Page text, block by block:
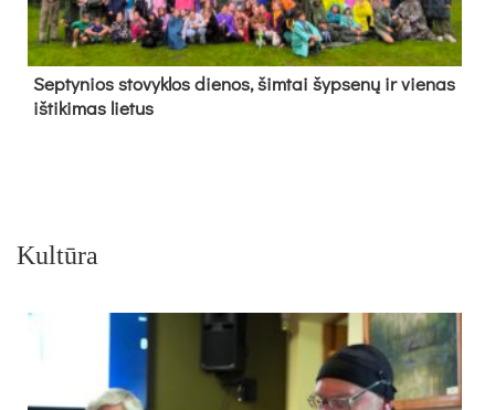
Sep­ty­nios sto­vyk­los die­nos, šim­tai šyp­se­nų ir vie­nas
iš­ti­ki­mas lie­tus
Kultūra